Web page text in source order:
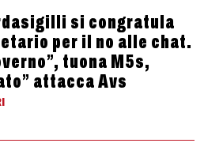
si congratula
per il no alle chat.
tuona M5s,
attacca Avs